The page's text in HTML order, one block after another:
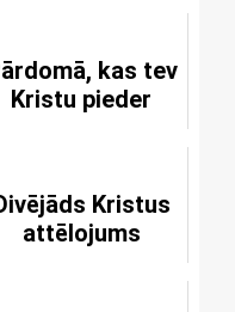
kas tev
Kristu pieder
Kristus
attēlojums